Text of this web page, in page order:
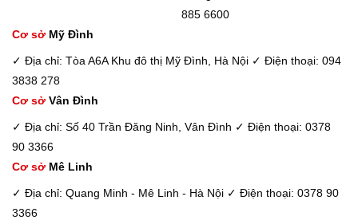
885 6600
Cơ sở Mỹ Đình
✓ Địa chỉ: Tòa A6A Khu đô thị Mỹ Đình, Hà Nội ✓ Điện thoại: 094
3838 278
Cơ sở Vân Đình
✓ Địa chỉ: Số 40 Trần Đăng Ninh, Vân Đình ✓ Điện thoại: 0378
90 3366
Cơ sở Mê Linh
✓ Địa chỉ: Quang Minh - Mê Linh - Hà Nội ✓ Điện thoại: 0378 90
3366